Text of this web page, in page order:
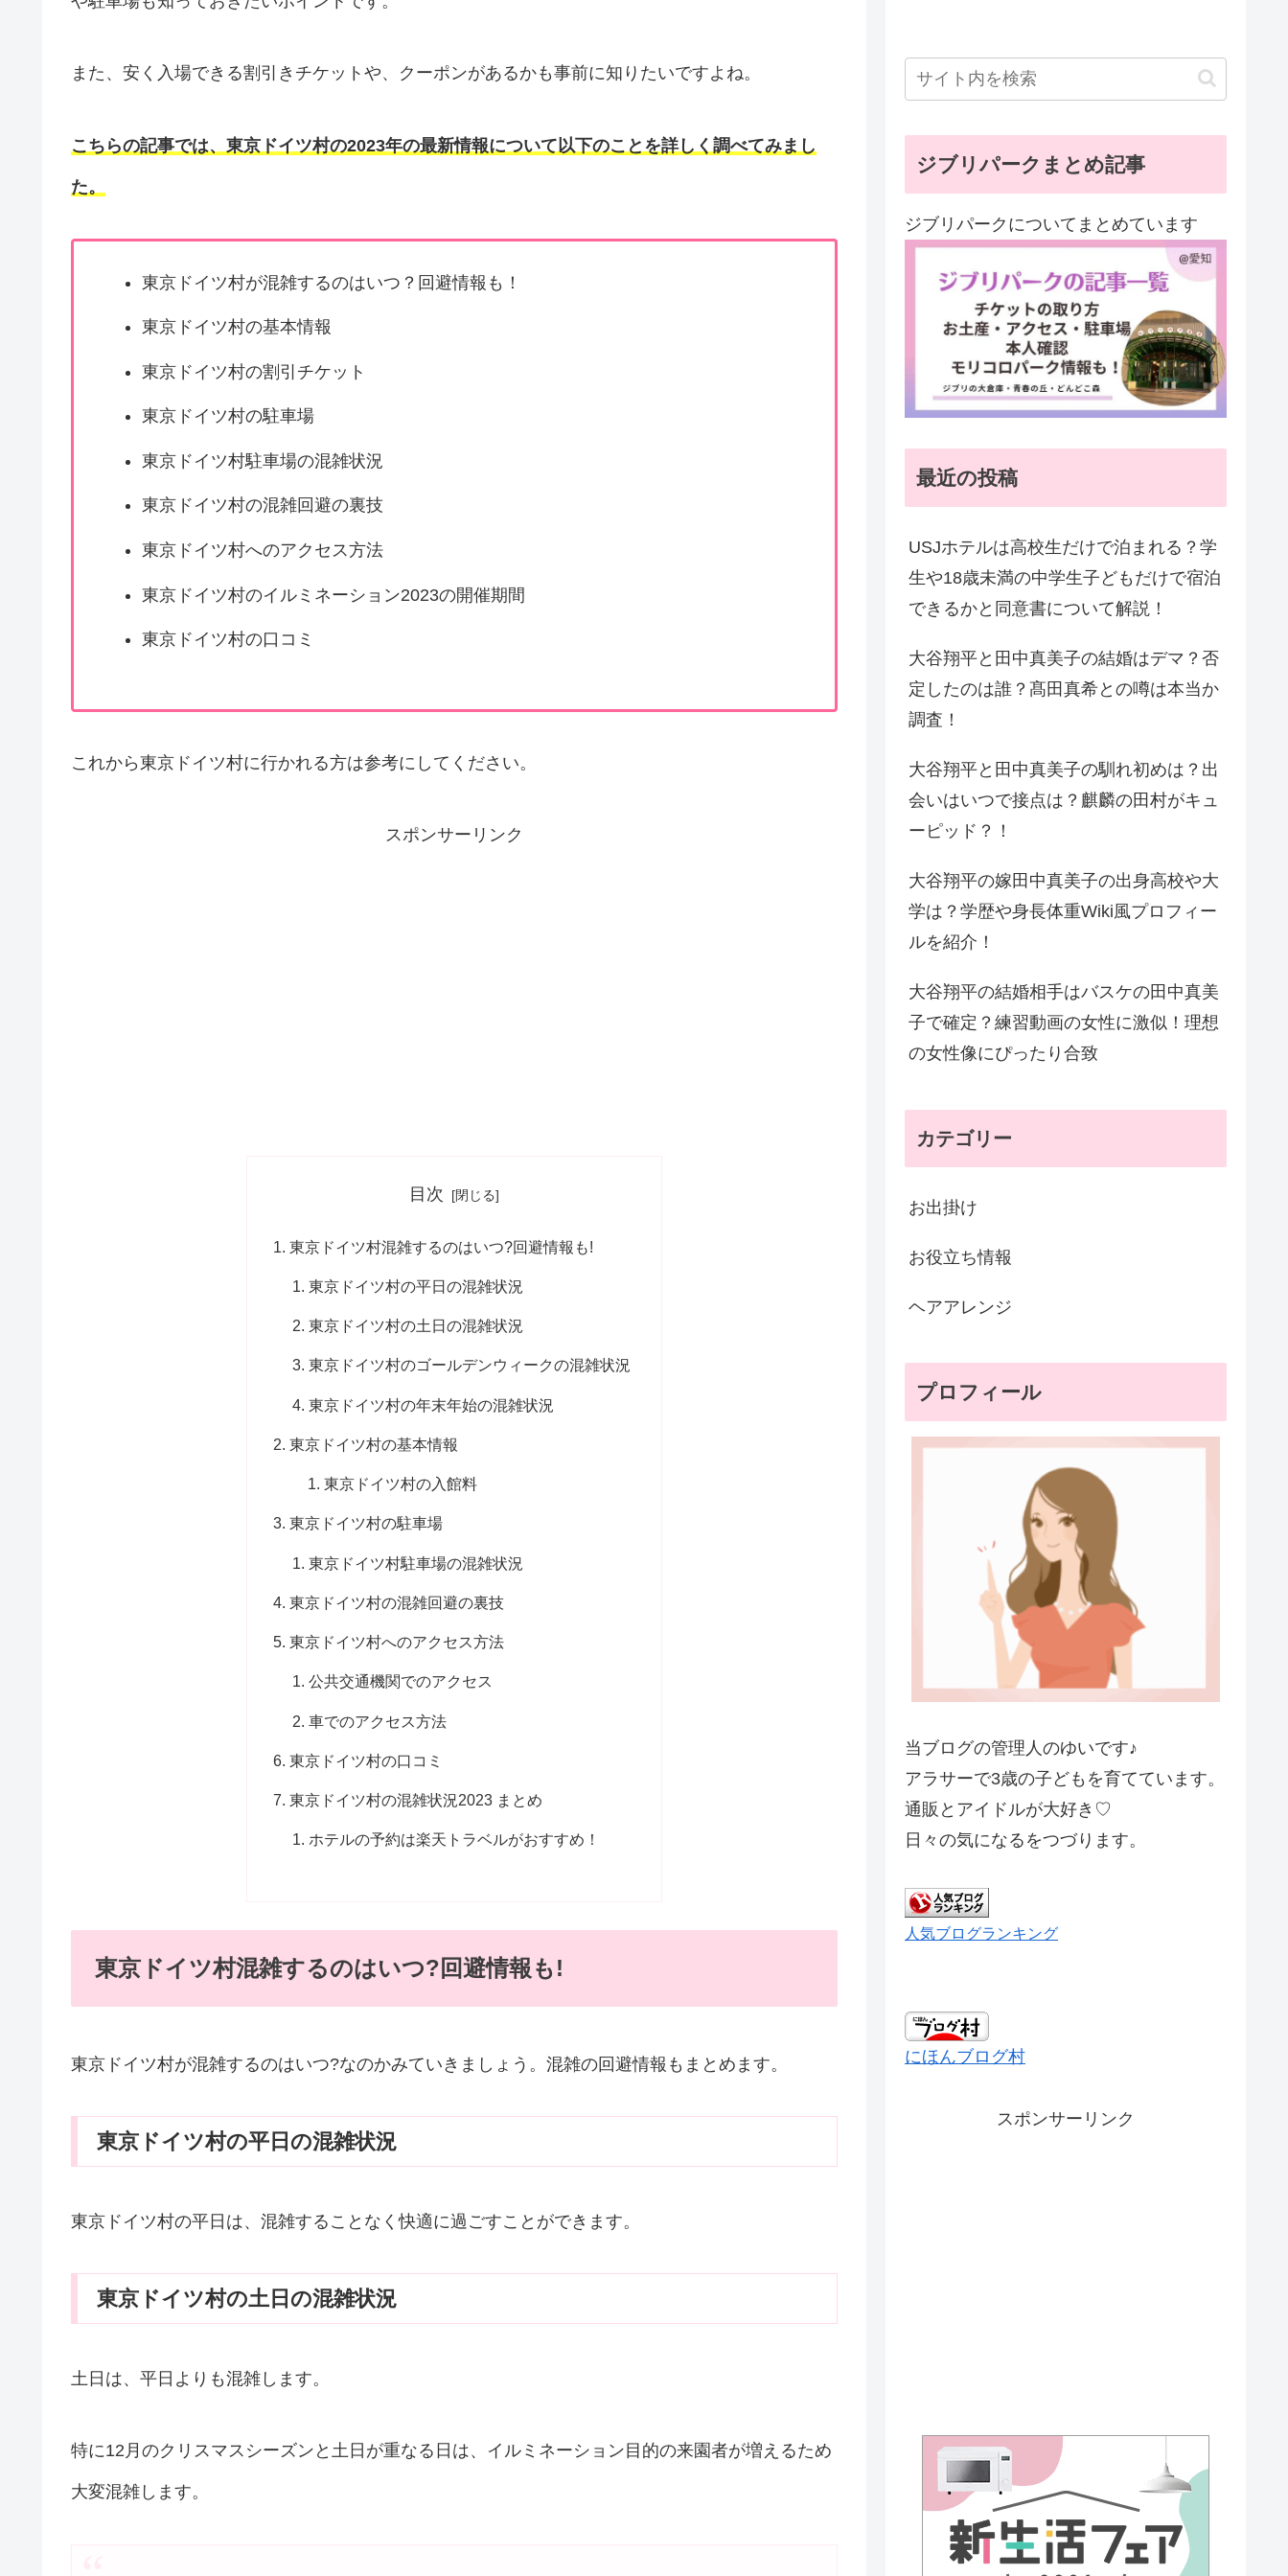
また、安く入場できる割引きチケットや、クーポンがあるかも事前に知りたいですよね。
こちらの記事では、東京ドイツ村の2023年の最新情報について以下のことを詳しく調べてみまし
た。
東京ドイツ村が混雑するのはいつ？回避情報も！
東京ドイツ村の基本情報
東京ドイツ村の割引チケット
東京ドイツ村の駐車場
東京ドイツ村駐車場の混雑状況
東京ドイツ村の混雑回避の裏技
東京ドイツ村へのアクセス方法
東京ドイツ村のイルミネーション2023の開催期間
東京ドイツ村の口コミ
これから東京ドイツ村に行かれる方は参考にしてください。
スポンサーリンク
目次
東京ドイツ村混雑するのはいつ?回避情報も!
東京ドイツ村の平日の混雑状況
東京ドイツ村の土日の混雑状況
東京ドイツ村のゴールデンウィークの混雑状況
東京ドイツ村の年末年始の混雑状況
東京ドイツ村の基本情報
東京ドイツ村の入館料
東京ドイツ村の駐車場
東京ドイツ村駐車場の混雑状況
東京ドイツ村の混雑回避の裏技
東京ドイツ村へのアクセス方法
公共交通機関でのアクセス
車でのアクセス方法
東京ドイツ村の口コミ
東京ドイツ村の混雑状況2023 まとめ
ホテルの予約は楽天トラベルがおすすめ！
東京ドイツ村混雑するのはいつ?回避情報も!
東京ドイツ村が混雑するのはいつ?なのかみていきましょう。混雑の回避情報もまとめます。
東京ドイツ村の平日の混雑状況
東京ドイツ村の平日は、混雑することなく快適に過ごすことができます。
東京ドイツ村の土日の混雑状況
土日は、平日よりも混雑します。
特に12月のクリスマスシーズンと土日が重なる日は、イルミネーション目的の来園者が増えるため
大変混雑します。
ジブリパークまとめ記事
ジブリパークについてまとめています
最近の投稿
USJホテルは高校生だけで泊まれる？学
生や18歳未満の中学生子どもだけで宿泊
できるかと同意書について解説！
大谷翔平と田中真美子の結婚はデマ？否
定したのは誰？髙田真希との噂は本当か
調査！
大谷翔平と田中真美子の馴れ初めは？出
会いはいつで接点は？麒麟の田村がキュ
ーピッド？！
大谷翔平の嫁田中真美子の出身高校や大
学は？学歴や身長体重Wiki風プロフィー
ルを紹介！
大谷翔平の結婚相手はバスケの田中真美
子で確定？練習動画の女性に激似！理想
の女性像にぴったり合致
カテゴリー
お出掛け
お役立ち情報
ヘアアレンジ
プロフィール
当ブログの管理人のゆいです♪
アラサーで3歳の子どもを育てています。
通販とアイドルが大好き♡
日々の気になるをつづります。
人気ブログランキング
にほんブログ村
スポンサーリンク